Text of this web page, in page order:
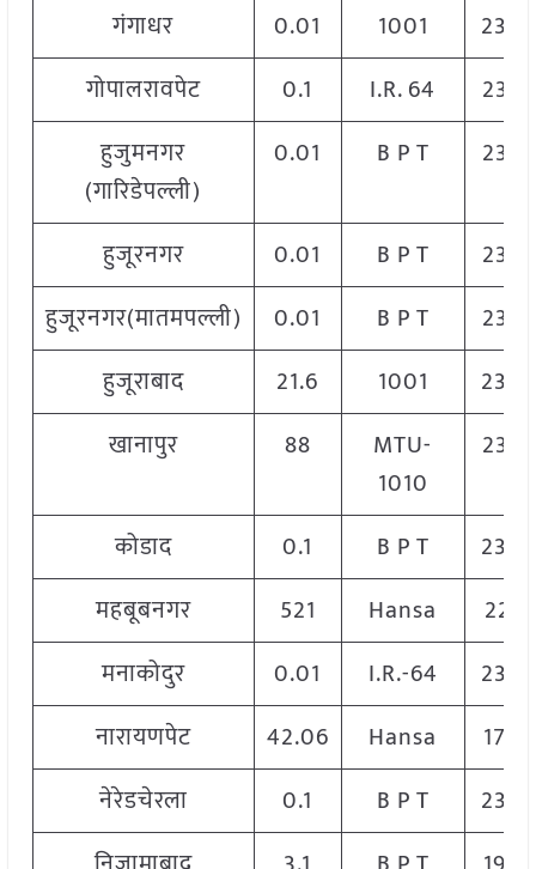
गंगाधर
0.01 1001
गोपालरावपेट
0.1 I.R. 64
2320
हुजुमनगर
(गारिडेपल्ली)
0.01 B P T 2320
हुजूरनगर 0.01 B P T
2320
हुजूरनगर(मातमपल्ली)
0.01 B P T
2320
हुजूराबाद
21.6 1001
खानापुर
88
MTU-
1010
2320
कोडाद 0.1 B P T
महबूबनगर
521 Hansa
2213
मनाकोदुर
0.01 I.R.-64
नारायणपेट
42.06 Hansa
1700
नेरेडचेरला
0.1 B P T